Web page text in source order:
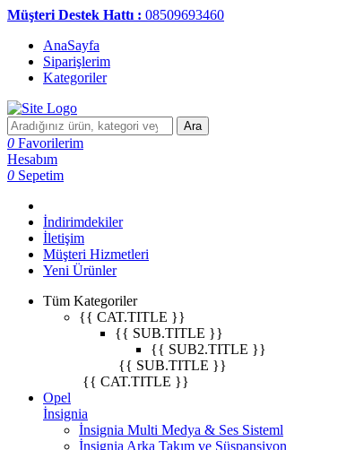
Müşteri Destek Hattı : 08509693460
AnaSayfa
Siparişlerim
Kategoriler
Ara
0 Favorilerim
Hesabım
0 Sepetim
İndirimdekiler
İletişim
Müşteri Hizmetleri
Yeni Ürünler
Tüm Kategoriler
{{ CAT.TITLE }}
{{ SUB.TITLE }}
{{ SUB2.TITLE }}
{{ SUB.TITLE }}
{{ CAT.TITLE }}
Opel
İnsignia
İnsignia Multi Medya & Ses Sisteml
İnsignia Arka Takım ve Süspansiyon